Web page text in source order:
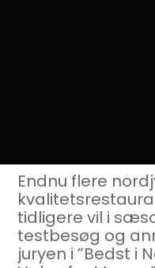
Endnu flere
tidligere vil i
testbesøg og
juryen i ”Bedst i